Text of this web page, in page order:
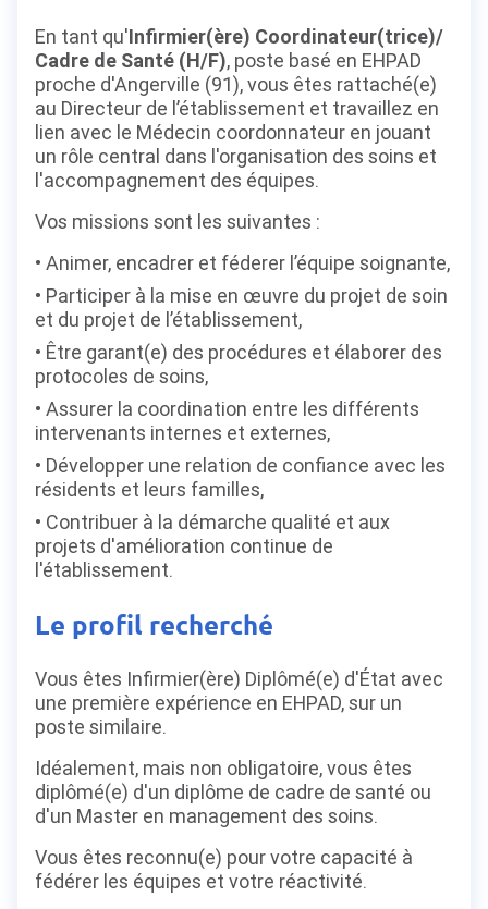
En tant qu'Infirmier(ère) Coordinateur(trice)/
Cadre de Santé (H/F), poste basé en EHPAD
proche d'Angerville (91), vous êtes rattaché(e)
au Directeur de l’établissement et travaillez en
lien avec le Médecin coordonnateur en jouant
un rôle central dans l'organisation des soins et
l'accompagnement des équipes.
Vos missions sont les suivantes :
Animer, encadrer et féderer l’équipe soignante,
Participer à la mise en œuvre du projet de soin
et du projet de l’établissement,
Être garant(e) des procédures et élaborer des
protocoles de soins,
Assurer la coordination entre les différents
intervenants internes et externes,
Développer une relation de confiance avec les
résidents et leurs familles,
Contribuer à la démarche qualité et aux
projets d'amélioration continue de
l'établissement.
Le profil recherché
Vous êtes Infirmier(ère) Diplômé(e) d'État avec
une première expérience en EHPAD, sur un
poste similaire.
Idéalement, mais non obligatoire, vous êtes
diplômé(e) d'un diplôme de cadre de santé ou
d'un Master en management des soins.
Vous êtes reconnu(e) pour votre capacité à
fédérer les équipes et votre réactivité.